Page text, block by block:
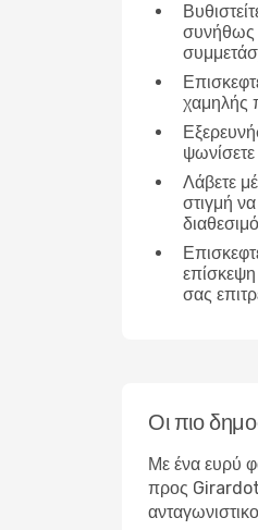
συνήθως
χαμηλής
Λάβετε
στιγμή
επίσκεψη
σας
Οι πιο
Με ένα ευρύ
προς Girardot